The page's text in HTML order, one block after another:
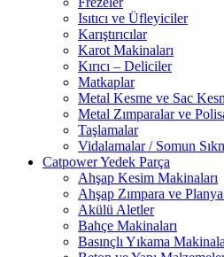
Isıtıcı ve Üfleyiciler
Karıştırıcılar
Karot Makinaları
Kırıcı – Deliciler
Matkaplar
Metal Kesme ve Sac
Metal Zımparalar ve
Taşlamalar
Vidalamalar / Somun
Catpower Yedek Parça
Ahşap Kesim Makinaları
Ahşap Zımpara ve
Akülü Aletler
Bahçe Makinaları
Basınçlı Yıkama